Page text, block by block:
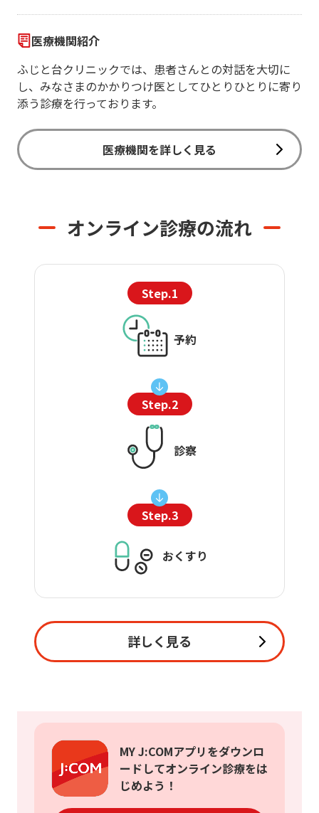
医療機関紹介
ふじと台クリニックでは、患者さんとの対話を大切に
し、みなさまのかかりつけ医としてひとりひとりに寄り
添う診療を行っております。
医療機関を詳しく見る
オンライン診療の流れ
Step.1
予約
Step.2
診察
Step.3
おくすり
詳しく見る
MY J:COMアプリをダウンロ
ードしてオンライン診療をは
じめよう！